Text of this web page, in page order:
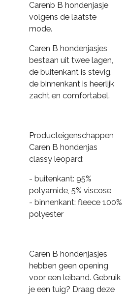
Carenb B hondenjasje
volgens de laatste
mode.
Caren B hondenjasjes
bestaan uit twee lagen,
de buitenkant is stevig,
de binnenkant is heerlijk
zacht en comfortabel.
Producteigenschappen
Caren B hondenjas
classy leopard:
- buitenkant: 95%
polyamide, 5% viscose
- binnenkant: fleece 100%
polyester
Caren B hondenjasjes
hebben geen opening
voor een leiband. Gebruik
je een tuig? Draag deze